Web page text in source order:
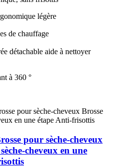
légère
de chauffage
détachable aide à nettoyer
à 360 °
pour sèche-cheveux
cheveux en une